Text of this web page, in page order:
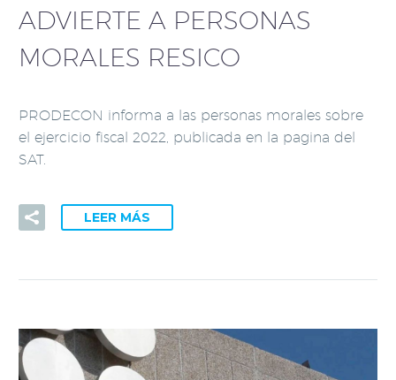
ADVIERTE A PERSONAS
MORALES RESICO
PRODECON informa a las personas morales sobre
el ejercicio fiscal 2022, publicada en la pagina del
SAT.
LEER MÁS